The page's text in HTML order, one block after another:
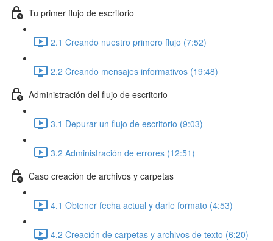
Tu primer flujo de escritorio
2.1 Creando nuestro primero flujo (7:52)
2.2 Creando mensajes informativos (19:48)
Administración del flujo de escritorio
3.1 Depurar un flujo de escritorio (9:03)
3.2 Administración de errores (12:51)
Caso creación de archivos y carpetas
4.1 Obtener fecha actual y darle formato (4:53)
4.2 Creación de carpetas y archivos de texto (6:20)